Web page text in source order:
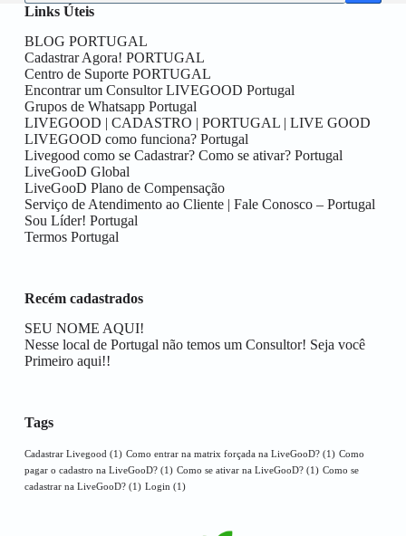
Links Úteis
BLOG PORTUGAL
Cadastrar Agora! PORTUGAL
Centro de Suporte PORTUGAL
Encontrar um Consultor LIVEGOOD Portugal
Grupos de Whatsapp Portugal
LIVEGOOD | CADASTRO | PORTUGAL | LIVE GOOD
LIVEGOOD como funciona? Portugal
Livegood como se Cadastrar? Como se ativar? Portugal
LiveGooD Global
LiveGooD Plano de Compensação
Serviço de Atendimento ao Cliente | Fale Conosco – Portugal
Sou Líder! Portugal
Termos Portugal
Recém cadastrados
SEU NOME AQUI!
Nesse local de Portugal não temos um Consultor! Seja você
Primeiro aqui!!
Tags
Cadastrar Livegood (1) Como entrar na matrix forçada na LiveGooD?(1) Como
pagar o cadastro na LiveGooD?(1) Como se ativar na LiveGooD?(1) Como se
cadastrar na LiveGooD?(1) Login (1)